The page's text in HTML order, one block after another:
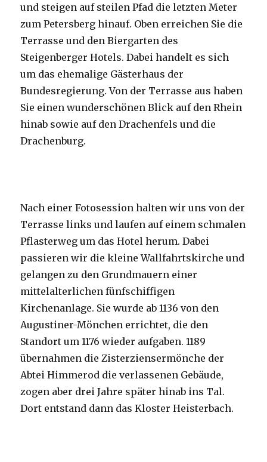
und steigen auf steilen Pfad die letzten Meter
zum Petersberg hinauf. Oben erreichen Sie die
Terrasse und den Biergarten des
Steigenberger Hotels. Dabei handelt es sich
um das ehemalige Gästerhaus der
Bundesregierung. Von der Terrasse aus haben
Sie einen wunderschönen Blick auf den Rhein
hinab sowie auf den Drachenfels und die
Drachenburg.
Nach einer Fotosession halten wir uns von der
Terrasse links und laufen auf einem schmalen
Pflasterweg um das Hotel herum. Dabei
passieren wir die kleine Wallfahrtskirche und
gelangen zu den Grundmauern einer
mittelalterlichen fünfschiffigen
Kirchenanlage. Sie wurde ab 1136 von den
Augustiner-Mönchen errichtet, die den
Standort um 1176 wieder aufgaben. 1189
übernahmen die Zisterziensermönche der
Abtei Himmerod die verlassenen Gebäude,
zogen aber drei Jahre später hinab ins Tal.
Dort entstand dann das Kloster Heisterbach.